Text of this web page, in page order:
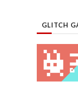
GLITCH